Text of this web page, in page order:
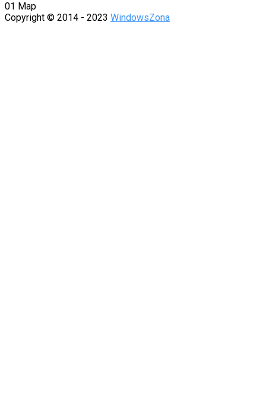
01 Мар
Copyright © 2014 - 2023 WindowsZona